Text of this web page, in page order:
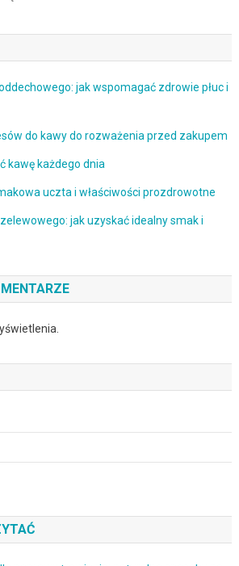
jak wspomagać zdrowie płuc i
do kawy do rozważenia przed zakupem
kawę każdego dnia
uczta i właściwości prozdrowotne
jak uzyskać idealny smak i